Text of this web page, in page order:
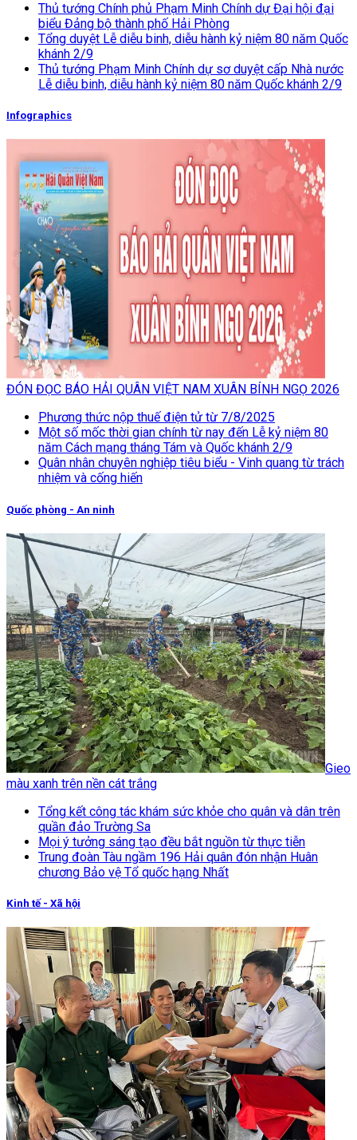
Thủ tướng Chính phủ Phạm Minh Chính dự Đại hội đại
biểu Đảng bộ thành phố Hải Phòng
Tổng duyệt Lễ diễu binh, diễu hành kỷ niệm 80 năm Quốc
khánh 2/9
Thủ tướng Phạm Minh Chính dự sơ duyệt cấp Nhà nước
Lễ diễu binh, diễu hành kỷ niệm 80 năm Quốc khánh 2/9
Infographics
ĐÓN ĐỌC BÁO HẢI QUÂN VIỆT NAM XUÂN BÍNH NGỌ 2026
Phương thức nộp thuế điện tử từ 7/8/2025
Một số mốc thời gian chính từ nay đến Lễ kỷ niệm 80
năm Cách mạng tháng Tám và Quốc khánh 2/9
Quân nhân chuyên nghiệp tiêu biểu - Vinh quang từ trách
nhiệm và cống hiến
Quốc phòng - An ninh
Gieo
màu xanh trên nền cát trắng
Tổng kết công tác khám sức khỏe cho quân và dân trên
quần đảo Trường Sa
Mọi ý tưởng sáng tạo đều bắt nguồn từ thực tiễn
Trung đoàn Tàu ngầm 196 Hải quân đón nhận Huân
chương Bảo vệ Tổ quốc hạng Nhất
Kinh tế - Xã hội